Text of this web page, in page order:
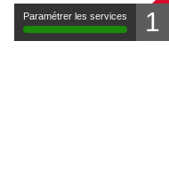
Paramétrer les services 1